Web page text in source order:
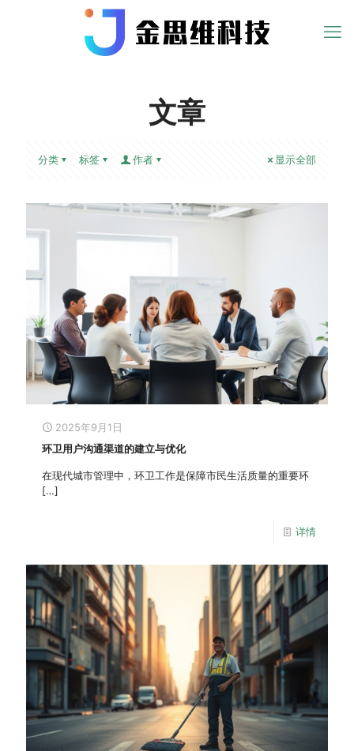
文章
分类 标签 作者 显示全部
2025年9月1日
环卫用户沟通渠道的建立与优化
在现代城市管理中，环卫工作是保障市民生活质量的重要环
[…]
详情